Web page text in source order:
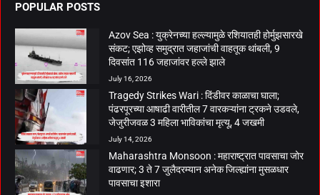
POPULAR POSTS
Azov Sea : युक्रेनच्या हल्ल्यामुळे रशियातही होर्मुझसारखे
संकट; एझोव्ह समुद्रात जहाजांची वाहतूक थांबली, 9
दिवसांत 116 जहाजांवर हल्ले झाले
July 16, 2026
Tragedy Strikes Wari : दिंडीवर काळाचा घाला;
पंढरपूरच्या आषाढी वारीतील 7 वारकऱ्यांना ट्रकने उडवले,
जेजुरीजवळ 3 महिला भाविकांचा मृत्यू, 4 जखमी
July 14, 2026
Maharashtra Monsoon : महाराष्ट्रात पावसाचा जोर
वाढणार; 3 ते 7 जुलैदरम्यान अनेक जिल्ह्यांना मुसळधार
पावसाचा इशारा